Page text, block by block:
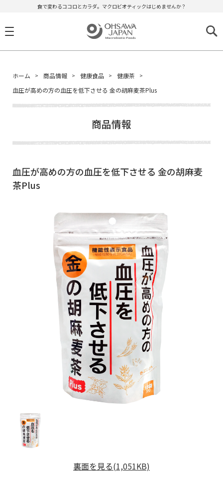
食で変わるココロとカラダ。マクロビオティックはじめませんか？
ホーム 商品情報 健康食品
健康茶
血圧が高めの方の血圧を低下させる 金の胡麻麦茶Plus
商品情報
血圧が高めの方の血圧を低下させる 金の胡麻麦
茶Plus
裏面を見る(1,051KB)